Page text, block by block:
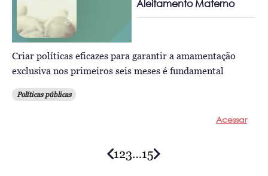
Aleitamento Materno
Criar políticas eficazes para garantir a amamentação
exclusiva nos primeiros seis meses é fundamental
Políticas públicas
Acessar
123…15